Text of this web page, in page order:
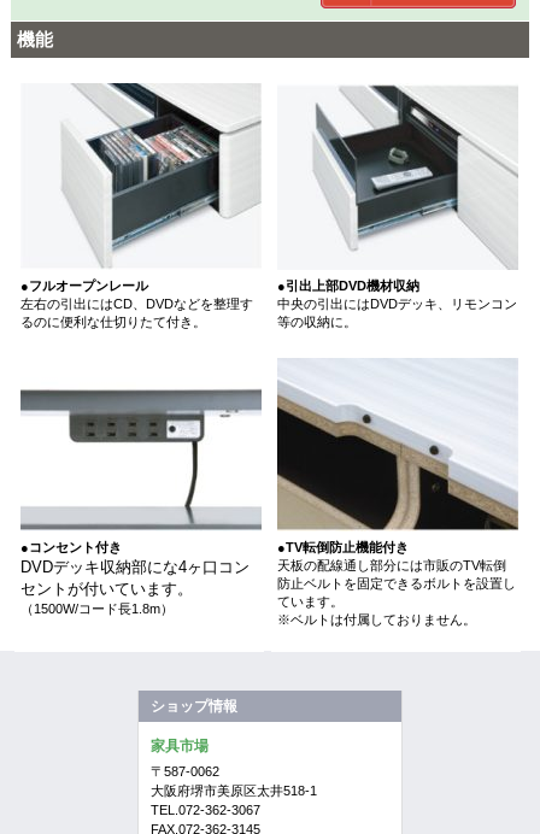
機能
●フルオープンレール
左右の引出にはCD、DVDなどを整理す
るのに便利な仕切りたて付き。
●引出上部DVD機材収納
中央の引出にはDVDデッキ、リモンコン
等の収納に。
●コンセント付き
DVDデッキ収納部にな4ヶ口コン
セントが付いています。
（1500W/コード長1.8m）
●TV転倒防止機能付き
天板の配線通し部分には市販のTV転倒
防止ベルトを固定できるボルトを設置し
ています。
※ベルトは付属しておりません。
ショップ情報
家具市場
〒587-0062
大阪府堺市美原区太井518-1
TEL.072-362-3067
FAX.072-362-3145